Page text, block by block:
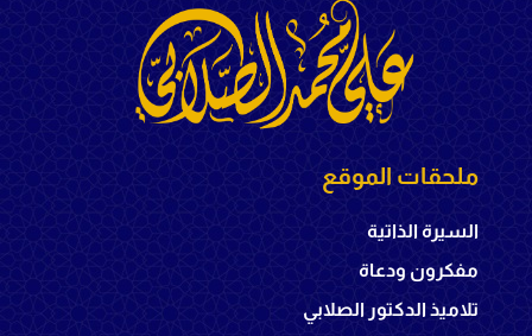
ملحقات الموقع
السيرة الذاتية
مفكرون ودعاة
تلاميذ الدكتور الصلابي